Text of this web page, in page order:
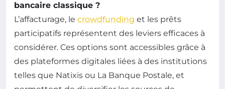
bancaire classique ?
L’affacturage, le crowdfunding et les prêts
participatifs représentent des leviers efficaces à
considérer. Ces options sont accessibles grâce à
des plateformes digitales liées à des institutions
telles que Natixis ou La Banque Postale, et